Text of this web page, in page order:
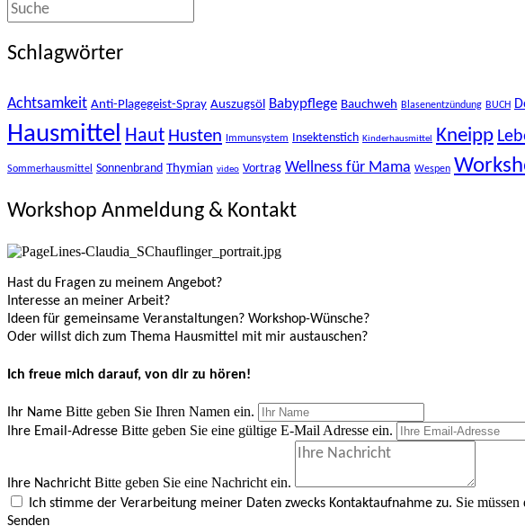
Schlagwörter
Achtsamkeit Anti-Plagegeist-Spray Auszugsöl Babypflege Bauchweh Blasenentzündung BUCH
Hausmittel Haut Husten Immunsystem Insektenstich Kinderhausmittel Kneipp
Sommerhausmittel Sonnenbrand Thymian video Vortrag Wellness für Mama Wespen
Workshop Anmeldung & Kontakt
Hast du Fragen zu meinem Angebot?
Interesse an meiner Arbeit?
Ideen für gemeinsame Veranstaltungen? Workshop-Wünsche?
Oder willst dich zum Thema Hausmittel mit mir austauschen?
Ich freue mich darauf, von dir zu hören!
Ihr Name Bitte geben Sie Ihren Namen ein.
Ihre Email-Adresse Bitte geben Sie eine gültige E-Mail Adresse ein.
Ihre Nachricht Bitte geben Sie eine Nachricht ein.
Ich stimme der Verarbeitung meiner Daten zwecks Kontaktaufnahme zu. Sie
Senden